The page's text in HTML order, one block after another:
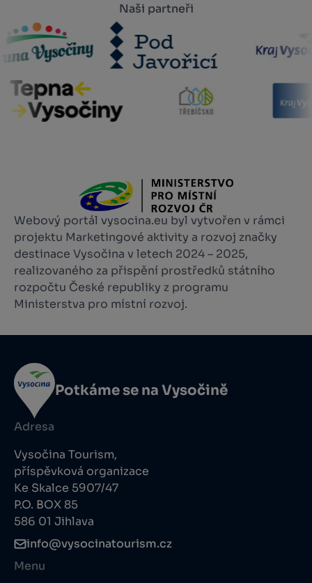
Naši partneři
Webový portál vysocina.eu byl vytvořen v rámci
projektu Marketingové aktivity a rozvoj značky
destinace Vysočina v letech 2024 – 2025,
realizovaného za přispění prostředků státního
rozpočtu České republiky z programu
Ministerstva pro místní rozvoj.
Potkáme se na Vysočině
Adresa
Vysočina Tourism,
příspěvková organizace
Ke Skalce 5907/47
P.O. BOX 85
586 01 Jihlava
info@vysocinatourism.cz
Menu